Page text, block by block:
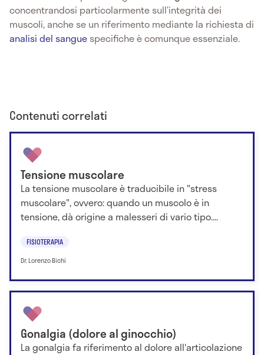
concentrandosi particolarmente sull’integrità dei
muscoli, anche se un riferimento mediante la richiesta di
analisi del sangue specifiche è comunque essenziale.
Contenuti correlati
Tensione muscolare
La tensione muscolare è traducibile in "stress
muscolare", ovvero: quando un muscolo è in
tensione, dà origine a malesseri di vario tipo....
FISIOTERAPIA
Dr. Lorenzo Bichi
Gonalgia (dolore al ginocchio)
La gonalgia fa riferimento al dolore all'articolazione